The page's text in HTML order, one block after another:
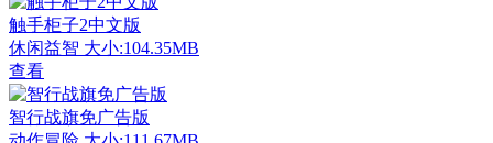
触手柜子2中文版
休闲益智 大小:104.35MB
查看
智行战旗免广告版